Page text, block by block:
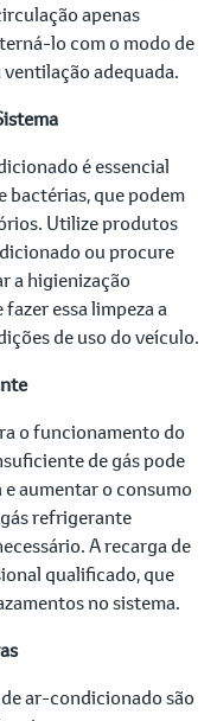
apenas
lo com o modo de
adequada.
é essencial
bactérias, que podem
Utilize produtos
ou procure
a higienização
essa limpeza a
de uso do veículo.
o funcionamento do
de gás pode
aumentar o consumo
refrigerante
A recarga de
qualificado, que
no sistema.
ar-condicionado são